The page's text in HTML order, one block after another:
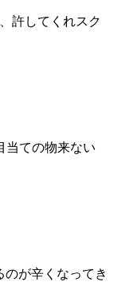
許してくれスク
当ての物来ない
が辛くなってき